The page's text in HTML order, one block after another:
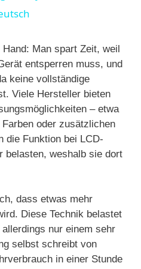
a
y
V
i
d
e
o
Man spart Zeit, weil
entsperren muss, und
keine vollständige
Viele Hersteller bieten
– etwa
oder zusätzlichen
die Funktion bei LCD-
belasten, weshalb sie dort
dass etwas mehr
Diese Technik belastet
nur einem sehr
selbst schreibt von
in einer Stunde